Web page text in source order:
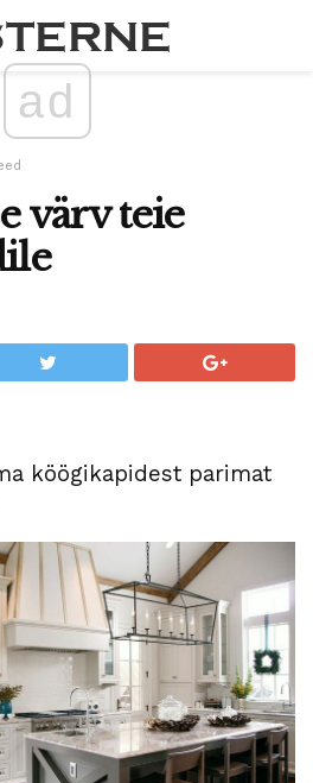
ad
värv teie
köögikapidest parimat